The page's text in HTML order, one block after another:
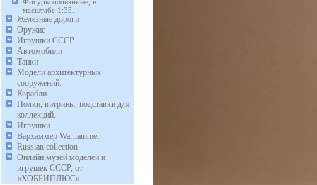
масштабе 1:35.
Железные дороги
Оружие
Игрушки СССР
Автомобили
Танки
Модели архитектурных
сооружений.
Корабли
Полки, витрины, подставки для
коллекций.
Игрушки
Вархаммер Warhammer
Russian collection.
Онлайн музей моделей и
игрушек СССР, от
«ХОББИПЛЮС»